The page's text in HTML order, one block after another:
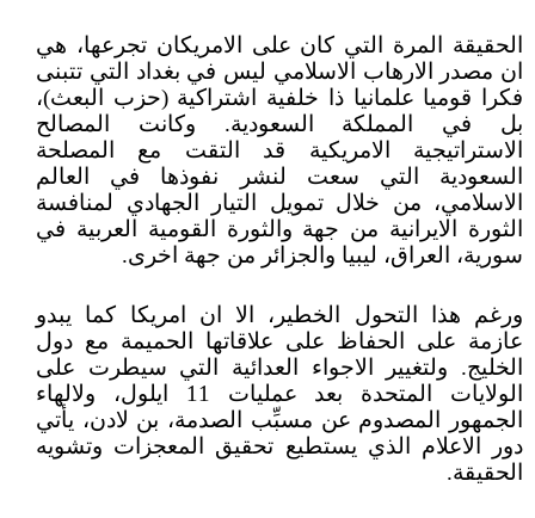
الحقيقة المرة التي كان على الامريكان تجرعها، هي
ان مصدر الارهاب الاسلامي ليس في بغداد التي تتبنى
فكرا قوميا علمانيا ذا خلفية اشتراكية (حزب البعث)،
بل في المملكة السعودية. وكانت المصالح
الاستراتيجية الامريكية قد التقت مع المصلحة
السعودية التي سعت لنشر نفوذها في العالم
الاسلامي، من خلال تمويل التيار الجهادي لمنافسة
الثورة الايرانية من جهة والثورة القومية العربية في
سورية، العراق، ليبيا والجزائر من جهة اخرى.
ورغم هذا التحول الخطير، الا ان امريكا كما يبدو
عازمة على الحفاظ على علاقاتها الحميمة مع دول
الخليج. ولتغيير الاجواء العدائية التي سيطرت على
الولايات المتحدة بعد عمليات 11 ايلول، ولالهاء
الجمهور المصدوم عن مسبِّب الصدمة، بن لادن، يأتي
دور الاعلام الذي يستطيع تحقيق المعجزات وتشويه
الحقيقة.